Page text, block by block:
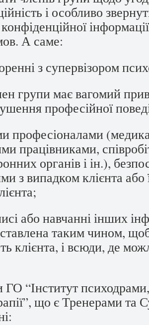
і особливо
А саме:
з супервізором
групи має вагомий
професійної
професіоналами
працівниками,
органів і ін.),
з випадком клієнта або
або навчанні інших
таким чином,
клієнта, і всюди, де
“Інститут психодрами,
що є Тренерами та